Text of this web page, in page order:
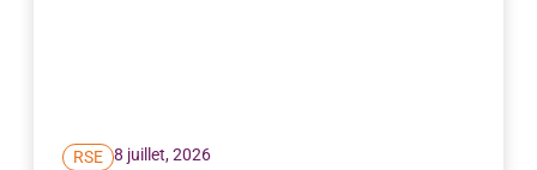
RSE 8 juillet, 2026